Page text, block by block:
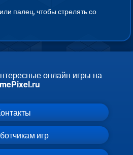
палец, чтобы стрелять со
онлайн игры на
игр